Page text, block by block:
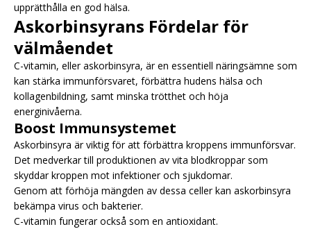
upprätthålla en god hälsa.
Askorbinsyrans Fördelar för
välmåendet
C-vitamin, eller askorbinsyra, är en essentiell näringsämne som
kan stärka immunförsvaret, förbättra hudens hälsa och
kollagenbildning, samt minska trötthet och höja
energinivåerna.
Boost Immunsystemet
Askorbinsyra är viktig för att förbättra kroppens immunförsvar.
Det medverkar till produktionen av vita blodkroppar som
skyddar kroppen mot infektioner och sjukdomar.
Genom att förhöja mängden av dessa celler kan askorbinsyra
bekämpa virus och bakterier.
C-vitamin fungerar också som en antioxidant.